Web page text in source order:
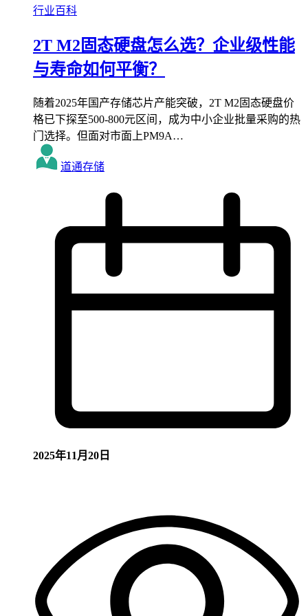
行业百科
2T M2固态硬盘怎么选？企业级性能
与寿命如何平衡？
随着2025年国产存储芯片产能突破，2T M2固态硬盘价
格已下探至500-800元区间，成为中小企业批量采购的热
门选择。但面对市面上PM9A…
道通存储
2025年11月20日